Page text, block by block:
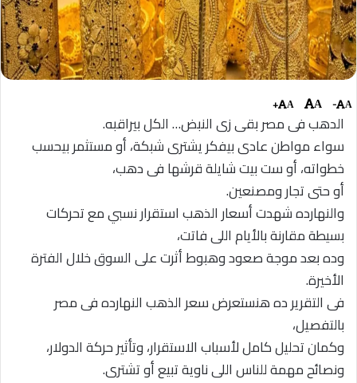
A
-
A
A
+
الدهب فى مصر بقى زى النبض… الكل بيراقبه.
سواء مواطن عادى بيفكر يشترى شبكة، أو مستثمر بيحسب
خطواته، أو ست بيت شايلة قرشها فى دهب،
أو حتى تجار ومصنعين.
والنهارده شهدت أسعار الذهب استقرار نسبي مع تحركات
بسيطة مقارنة بالأيام اللى فاتت،
وده بعد موجة صعود وهبوط أثرت على السوق خلال الفترة
الأخيرة.
فى التقرير ده هنستعرض سعر الذهب النهارده فى مصر
بالتفصيل،
وكمان تحليل كامل لأسباب الاستقرار، وتأثير حركة الدولار،
ونصائح مهمة للناس اللى ناوية تبيع أو تشترى.